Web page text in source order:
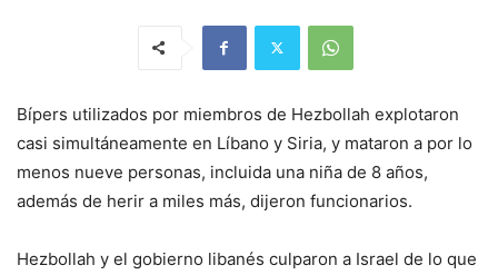
Bípers utilizados por miembros de Hezbollah explotaron
casi simultáneamente en Líbano y Siria, y mataron a por lo
menos nueve personas, incluida una niña de 8 años,
además de herir a miles más, dijeron funcionarios.
Hezbollah y el gobierno libanés culparon a Israel de lo que